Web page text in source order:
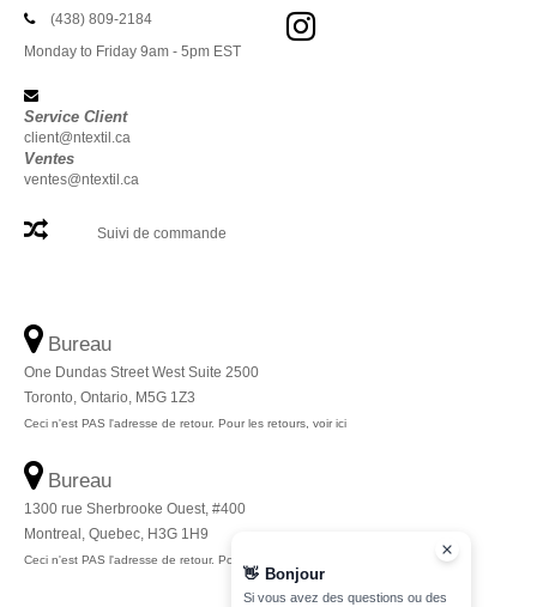
(438) 809-2184
Monday to Friday 9am - 5pm EST
Service Client
client@ntextil.ca
Ventes
ventes@ntextil.ca
Suivi de commande
Bureau
One Dundas Street West Suite 2500
Toronto, Ontario, M5G 1Z3
Ceci n'est PAS l'adresse de retour. Pour les retours, voir ici
Bureau
1300 rue Sherbrooke Ouest, #400
Montreal, Quebec, H3G 1H9
Ceci n'est PAS l'adresse de retour. Pour les retours, voir ici
👋 Bonjour
Si vous avez des questions ou des